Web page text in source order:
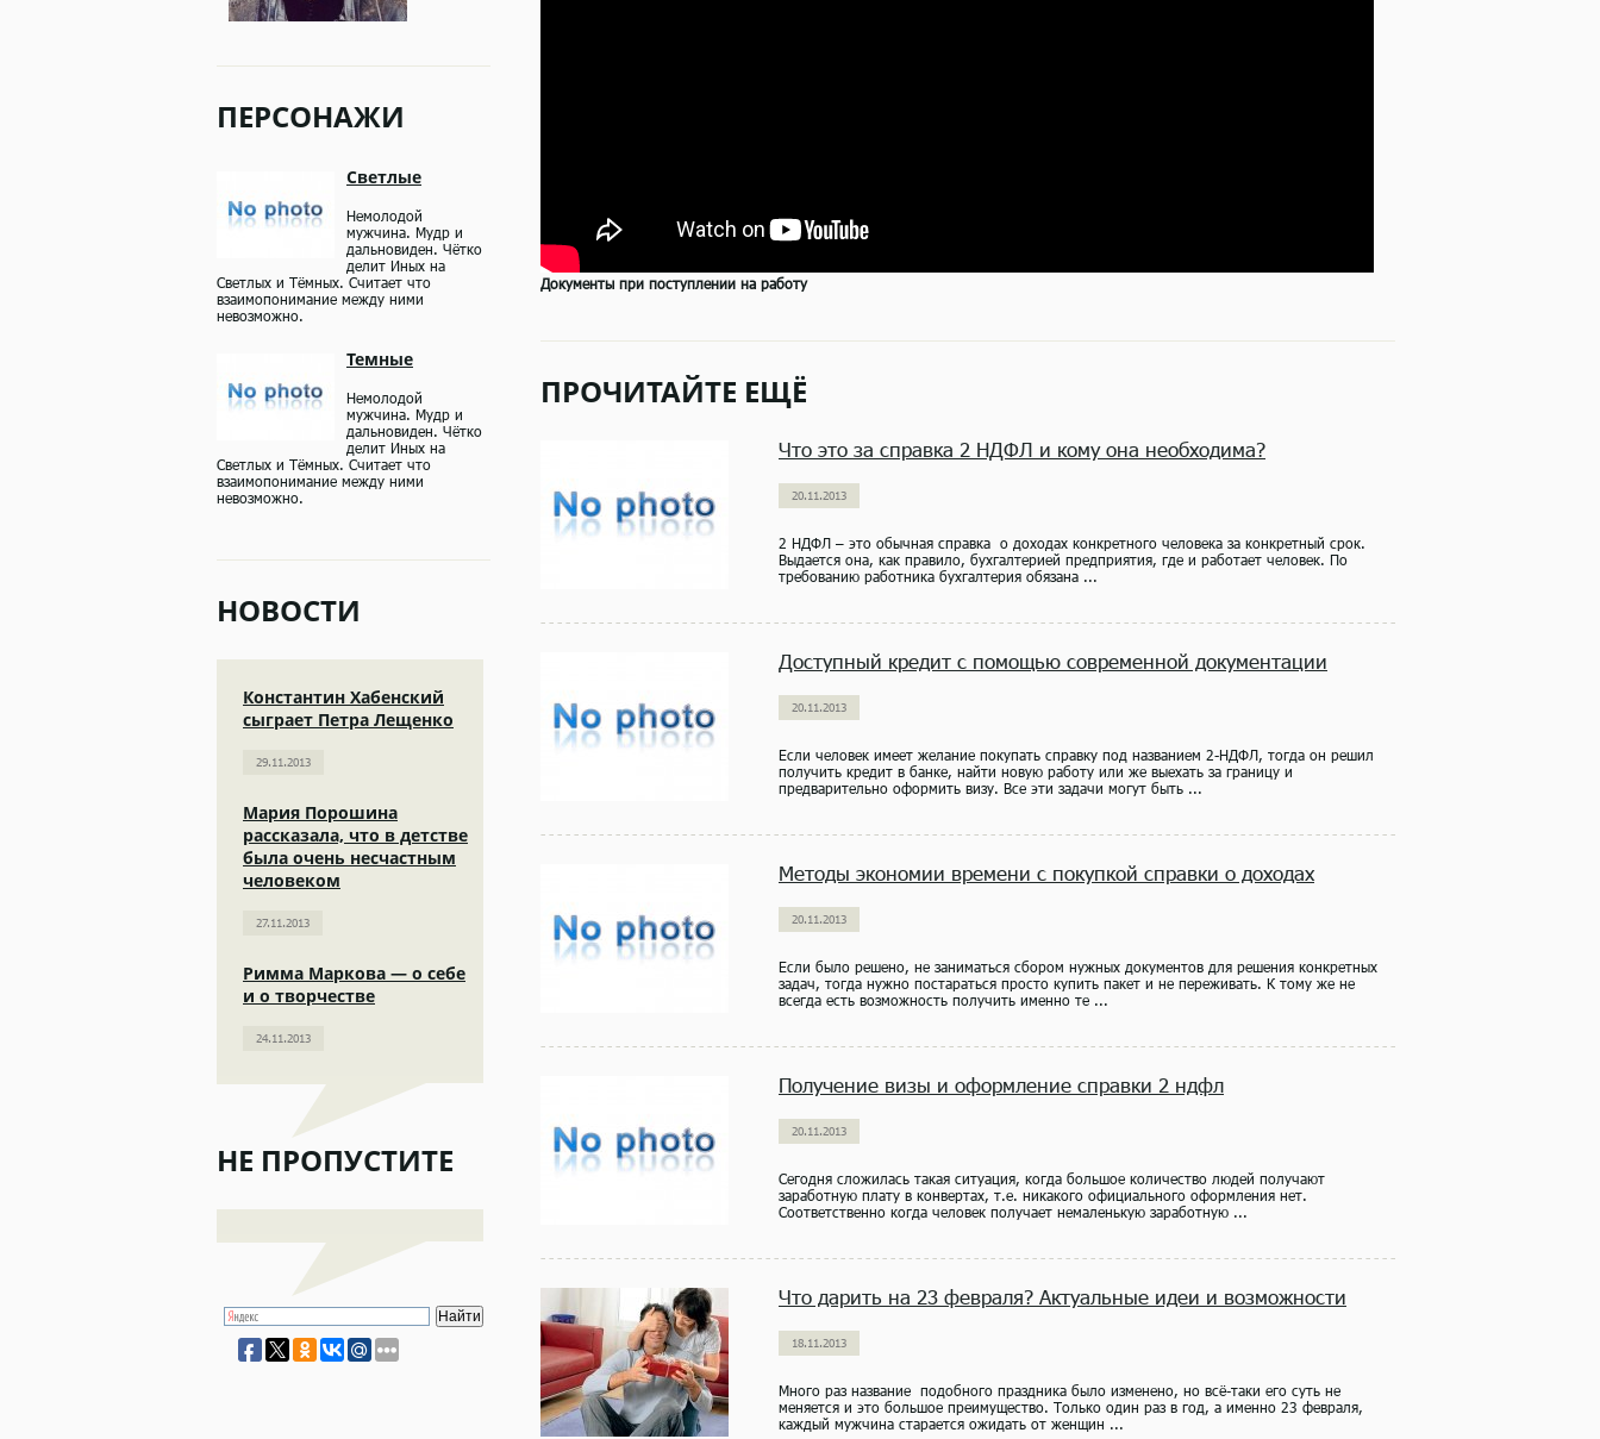
ПЕРСОНАЖИ
Светлые
Немолодой
мужчина. Мудр и
дальновиден. Чётко
делит Иных на
Светлых и Тёмных. Считает что
взаимопонимание между ними
невозможно.
Темные
Немолодой
мужчина. Мудр и
дальновиден. Чётко
делит Иных на
Светлых и Тёмных. Считает что
взаимопонимание между ними
невозможно.
НОВОСТИ
Константин Хабенский
сыграет Петра Лещенко
29.11.2013
Мария Порошина
рассказала, что в детстве
была очень несчастным
человеком
27.11.2013
Римма Маркова — о себе
и о творчестве
24.11.2013
НЕ ПРОПУСТИТЕ
Документы при поступлении на работу
ПРОЧИТАЙТЕ ЕЩЁ
Что это за справка 2 НДФЛ и кому она необходима?
20.11.2013
2 НДФЛ – это обычная справка о доходах конкретного человека за конкретный срок.
Выдается она, как правило, бухгалтерией предприятия, где и работает человек. По
требованию работника бухгалтерия обязана ...
Доступный кредит с помощью современной документации
20.11.2013
Если человек имеет желание покупать справку под названием 2-НДФЛ, тогда он решил
получить кредит в банке, найти новую работу или же выехать за границу и
предварительно оформить визу. Все эти задачи могут быть ...
Методы экономии времени с покупкой справки о доходах
20.11.2013
Если было решено, не заниматься сбором нужных документов для решения конкретных
задач, тогда нужно постараться просто купить пакет и не переживать. К тому же не
всегда есть возможность получить именно те ...
Получение визы и оформление справки 2 ндфл
20.11.2013
Сегодня сложилась такая ситуация, когда большое количество людей получают
заработную плату в конвертах, т.е. никакого официального оформления нет.
Соответственно когда человек получает немаленькую заработную ...
Что дарить на 23 февраля? Актуальные идеи и возможности
18.11.2013
Много раз название подобного праздника было изменено, но всё-таки его суть не
меняется и это большое преимущество. Только один раз в год, а именно 23 февраля,
каждый мужчина старается ожидать от женщин ...